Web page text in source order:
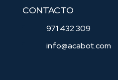
CONTACTO
971 432 309
info@acabot.com